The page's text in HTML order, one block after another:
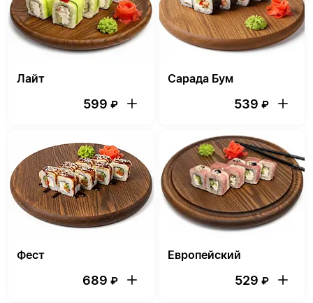
Лайт
599 ₽
Сарада Бум
539 ₽
Фест
689 ₽
Европейский
529 ₽